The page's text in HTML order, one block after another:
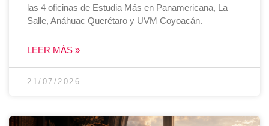
las 4 oficinas de Estudia Más en Panamericana, La
Salle, Anáhuac Querétaro y UVM Coyoacán.
LEER MÁS »
21/07/2026